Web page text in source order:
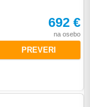
692 €
na osebo
PREVERI